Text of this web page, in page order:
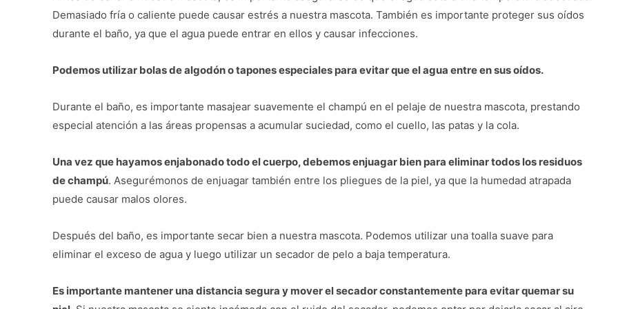
Demasiado fría o caliente puede causar estrés a nuestra mascota. También es importante proteger sus oídos
durante el baño, ya que el agua puede entrar en ellos y causar infecciones.
Podemos utilizar bolas de algodón o tapones especiales para evitar que el agua entre en sus oídos.
Durante el baño, es importante masajear suavemente el champú en el pelaje de nuestra mascota, prestando
especial atención a las áreas propensas a acumular suciedad, como el cuello, las patas y la cola.
Una vez que hayamos enjabonado todo el cuerpo, debemos enjuagar bien para eliminar todos los residuos
de champú. Asegurémonos de enjuagar también entre los pliegues de la piel, ya que la humedad atrapada
puede causar malos olores.
Después del baño, es importante secar bien a nuestra mascota. Podemos utilizar una toalla suave para
eliminar el exceso de agua y luego utilizar un secador de pelo a baja temperatura.
Es importante mantener una distancia segura y mover el secador constantemente para evitar quemar su